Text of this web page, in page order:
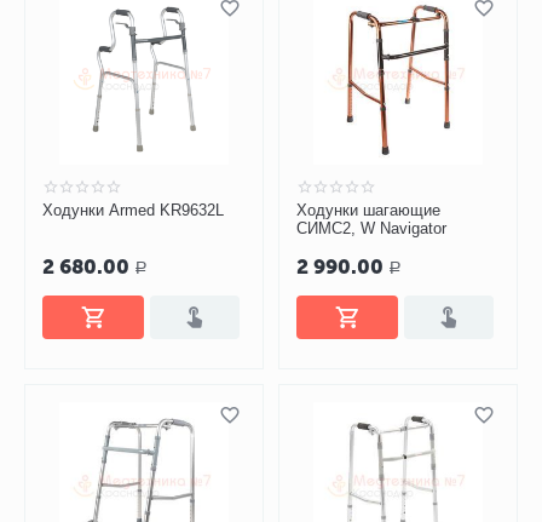
Ходунки Armed KR9632L
2 680.00 Р
Ходунки шагающие
СИМС2, W Navigator
2 990.00 Р